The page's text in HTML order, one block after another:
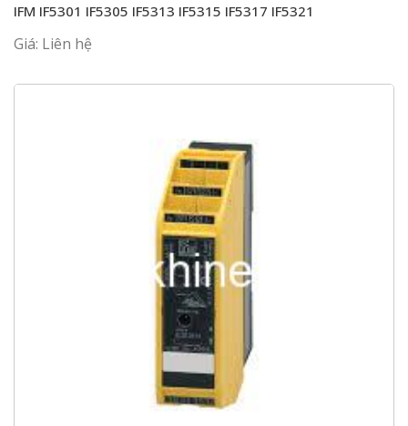
IFM IF5301 IF5305 IF5313 IF5315 IF5317 IF5321
Giá: Liên hệ